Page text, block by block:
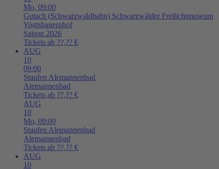
Mo, 09:00
Gutach (Schwarzwaldbahn) Schwarzwälder Freilichtmuseum
Vogtsbauernhof
Saison 2026
Tickets ab ??,?? €
AUG
10
09:00
Staufen Alemannenbad
Alemannenbad
Tickets ab ??,?? €
AUG
10
Mo, 09:00
Staufen Alemannenbad
Alemannenbad
Tickets ab ??,?? €
AUG
10